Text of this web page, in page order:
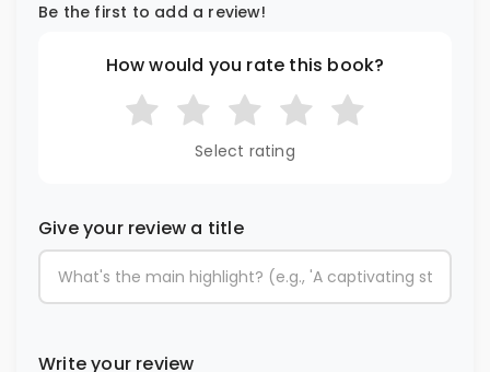
Be the first to add a review!
How would you rate this book?
Select rating
Give your review a title
Write your review